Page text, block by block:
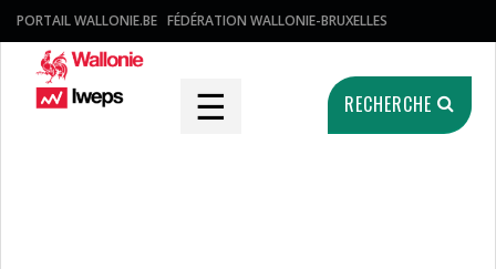
PORTAIL WALLONIE.BE FÉDÉRATION WALLONIE-BRUXELLES
☰ RECHERCHE